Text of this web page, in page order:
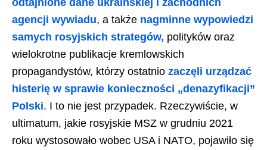
odtajnione dane ukraińskiej i zachodnich
agencji wywiadu, a także nagminne wypowiedzi
samych rosyjskich strategów, polityków oraz
wielokrotne publikacje kremlowskich
propagandystów, którzy ostatnio zaczęli urządzać
histerię w sprawie konieczności „denazyfikacji”
Polski. I to nie jest przypadek. Rzeczywiście, w
ultimatum, jakie rosyjskie MSZ w grudniu 2021
roku wystosowało wobec USA i NATO, pojawiło się